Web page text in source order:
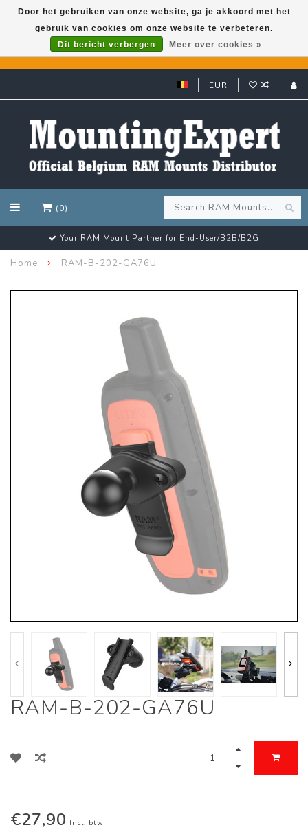
GARMIN GPS met een superkorting tot 50%? Klik hier!
EUR
(0)
Customer email support 24/7!
Home RAM-B-202-GA76U
RAM-B-202-GA76U
€27,90 Incl. btw
Door het gebruiken van onze website, ga je akkoord met het
gebruik van cookies om onze website te verbeteren.
Dit bericht verbergen
Meer over cookies »